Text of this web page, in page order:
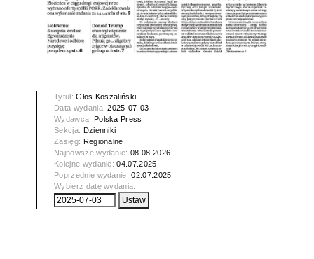
Tytuł:Głos Koszaliński
Data wydania:2025-07-03
Wydawca: Polska Press
Sekcja: Dzienniki
Zasięg: Regionalne
Najnowsze wydanie:08.08.2026
Kolejne wydanie:04.07.2025
Poprzednie wydanie:02.07.2025
Wybierz datę wydania: